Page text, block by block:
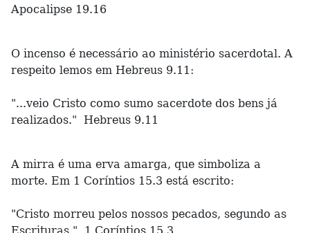
Apocalipse 19.16
O incenso é necessário ao ministério sacerdotal. A
respeito lemos em Hebreus 9.11:
"...veio Cristo como sumo sacerdote dos bens já
realizados." Hebreus 9.11
A mirra é uma erva amarga, que simboliza a
morte. Em 1 Coríntios 15.3 está escrito:
"Cristo morreu pelos nossos pecados, segundo as